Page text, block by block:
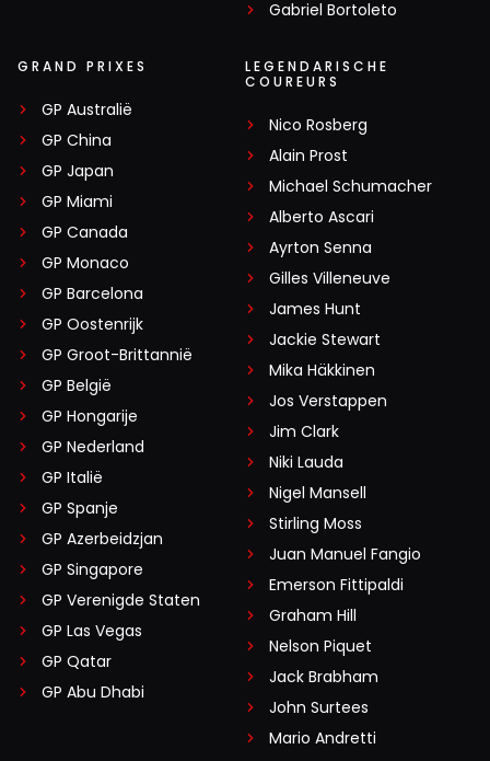
Gabriel Bortoleto
GRAND PRIXES
GP Australië
GP China
GP Japan
GP Miami
GP Canada
GP Monaco
GP Barcelona
GP Oostenrijk
GP Groot-Brittannië
GP België
GP Hongarije
GP Nederland
GP Italië
GP Spanje
GP Azerbeidzjan
GP Singapore
GP Verenigde Staten
GP Las Vegas
GP Qatar
GP Abu Dhabi
LEGENDARISCHE
COUREURS
Nico Rosberg
Alain Prost
Michael Schumacher
Alberto Ascari
Ayrton Senna
Gilles Villeneuve
James Hunt
Jackie Stewart
Mika Häkkinen
Jos Verstappen
Jim Clark
Niki Lauda
Nigel Mansell
Stirling Moss
Juan Manuel Fangio
Emerson Fittipaldi
Graham Hill
Nelson Piquet
Jack Brabham
John Surtees
Mario Andretti